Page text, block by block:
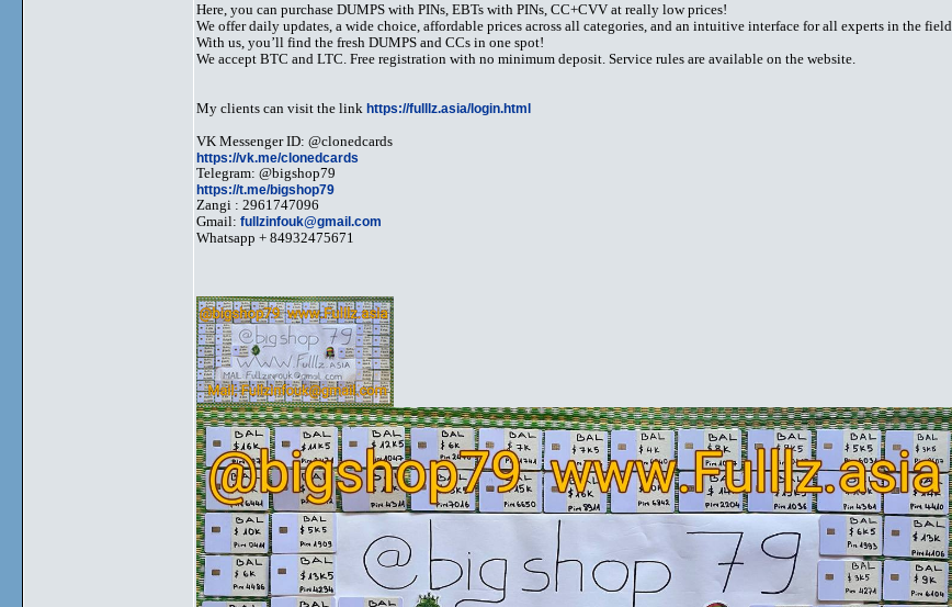
Here, you can purchase DUMPS with PINs, EBTs with PINs, CC+CVV at really low prices!
We offer daily updates, a wide choice, affordable prices across all categories, and an intuitive interface for all experts in the field.
With us, you’ll find the fresh DUMPS and CCs in one spot!
We accept BTC and LTC. Free registration with no minimum deposit. Service rules are available on the website.
My clients can visit the link https://fulllz.asia/login.html
VK Messenger ID: @clonedcards
https://vk.me/clonedcards
Telegram: @bigshop79
https://t.me/bigshop79
Zangi : 2961747096
Gmail: fullzinfouk@gmail.com
Whatsapp + 84932475671